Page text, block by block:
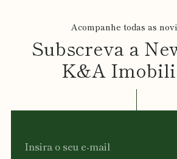
Acompanhe todas as
Subscreva a
K&A